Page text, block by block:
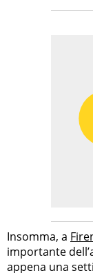
Insomma, a
importante
appena una